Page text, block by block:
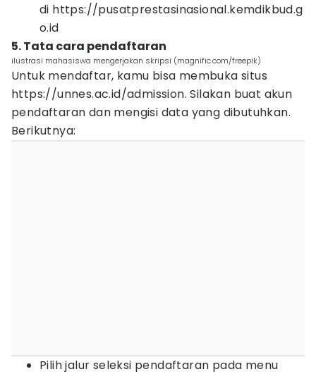
di https://pusatprestasinasional.kemdikbud.g
o.id
5. Tata cara pendaftaran
ilustrasi mahasiswa mengerjakan skripsi (magnific.com/freepik)
Untuk mendaftar, kamu bisa membuka situs
https://unnes.ac.id/admission. Silakan buat akun
pendaftaran dan mengisi data yang dibutuhkan.
Berikutnya:
Pilih jalur seleksi pendaftaran pada menu